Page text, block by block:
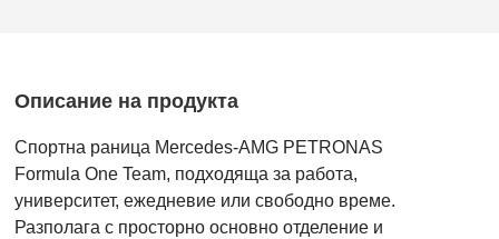
Описание на продукта
Спортна раница Mercedes-AMG PETRONAS
Formula One Team, подходяща за работа,
университет, ежедневие или свободно време.
Разполага с просторно основно отделение и